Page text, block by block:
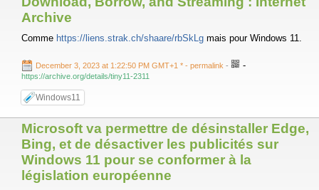
Archive
Comme https://liens.strak.ch/shaare/rbSkLg mais pour Windows 11.
December 3, 2023 at 1:22:50 PM GMT+1 * - permalink - -
https://archive.org/details/tiny11-2311
Windows11
Microsoft va permettre de désinstaller Edge,
Bing, et de désactiver les publicités sur
Windows 11 pour se conformer à la
législation européenne